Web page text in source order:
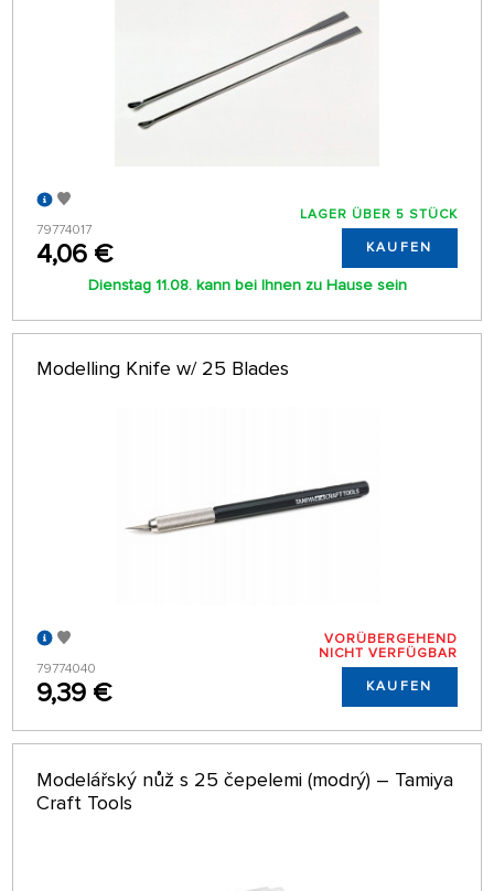
79774017
4,06 €
LAGER ÜBER 5 STÜCK
KAUFEN
Dienstag 11.08. kann bei Ihnen zu Hause sein
Modelling Knife w/ 25 Blades
79774040
9,39 €
VORÜBERGEHEND
NICHT VERFÜGBAR
KAUFEN
Modelářský nůž s 25 čepelemi (modrý) – Tamiya
Craft Tools